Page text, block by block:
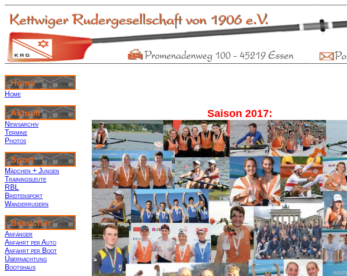
Home
Newsarchiv
Termine
Photos
Mädchen + Jungen
Trainingsleute
RBL
Breitensport
Wanderrudern
Anfänger
Anfahrt per Auto
Anfahrt per Boot
Übernachtung
Bootshaus
Saison 2017: